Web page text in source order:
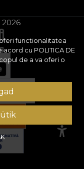
functionalitatea
acord cu POLITICA DE
de a va oferi o